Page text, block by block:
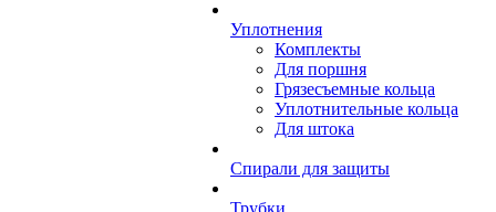
Уплотнения
Комплекты
Для поршня
Грязесъемные кольца
Уплотнительные кольца
Для штока
Спирали для защиты
Трубки